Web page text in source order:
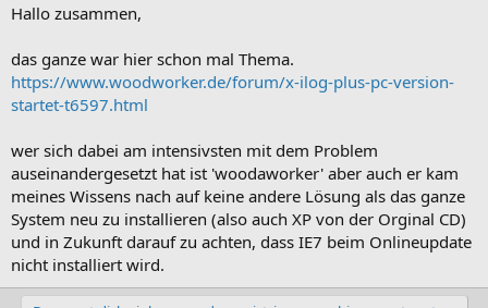
Hallo zusammen,
das ganze war hier schon mal Thema.
https://www.woodworker.de/forum/x-ilog-plus-pc-version-
startet-t6597.html
wer sich dabei am intensivsten mit dem Problem
auseinandergesetzt hat ist 'woodaworker' aber auch er kam
meines Wissens nach auf keine andere Lösung als das ganze
System neu zu installieren (also auch XP von der Orginal CD)
und in Zukunft darauf zu achten, dass IE7 beim Onlineupdate
nicht installiert wird.